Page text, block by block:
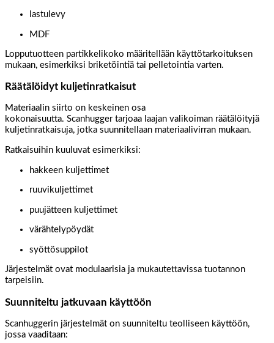
lastulevy
MDF
Lopputuotteen partikkelikoko määritellään käyttötarkoituksen
mukaan, esimerkiksi briketöintiä tai pelletointia varten.
Räätälöidyt kuljetinratkaisut
Materiaalin siirto on keskeinen osa
kokonaisuutta. Scanhugger tarjoaa laajan valikoiman räätälöityjä
kuljetinratkaisuja, jotka suunnitellaan materiaalivirran mukaan.
Ratkaisuihin kuuluvat esimerkiksi:
hakkeen kuljettimet
ruuvikuljettimet
puujätteen kuljettimet
värähtelypöydät
syöttösuppilot
Järjestelmät ovat modulaarisia ja mukautettavissa tuotannon
tarpeisiin.
Suunniteltu jatkuvaan käyttöön
Scanhuggerin järjestelmät on suunniteltu teolliseen käyttöön,
jossa vaaditaan: